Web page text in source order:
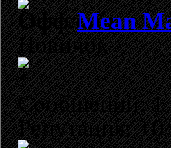
Mean
Новичок
Сообщений: 1
Репутация: